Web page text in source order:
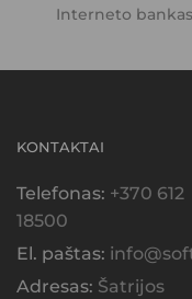
Interneto
KONTAKTAI
Telefonas: +370 612
18500
El. paštas:
Adresas: Šatrijos